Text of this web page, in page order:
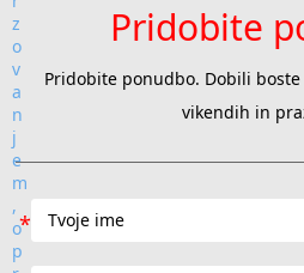
Pridobite
Pridobite ponudbo. Dobili
vikendih in